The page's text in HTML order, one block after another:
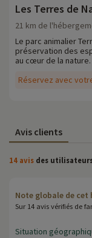
Les Terres de
Réservez avec
21 km de
Le parc animalier
préservation des
au cœur de la nature.
Avis clients
14 avis des
Note globale de cet
Sur 14 avis vérifiés de
Situation